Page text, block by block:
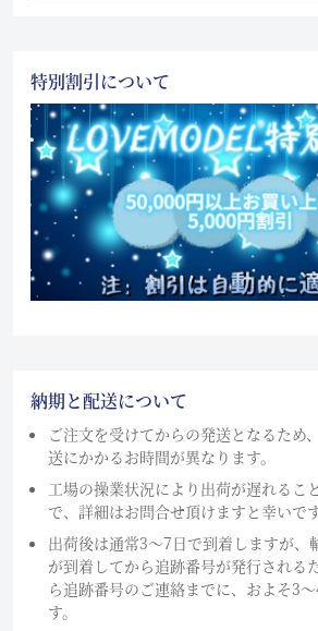
特別割引について
納期と配送について
ご注文を受けてからの発送となるため
送にかかるお時間が異なります。
工場の操業状況により出荷が遅れるこ
で、詳細はお問合せ頂けますと幸いです
出荷後は通常3～7日で到着しますが、
が到着してから追跡番号が発行される
ら追跡番号のご連絡までに、およそ3
す。